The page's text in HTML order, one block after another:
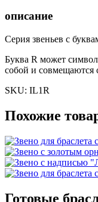
описание
Серия звеньев с
Буква R может
собой и совмещаются
SKU: IL1R
Похожие
Готовые